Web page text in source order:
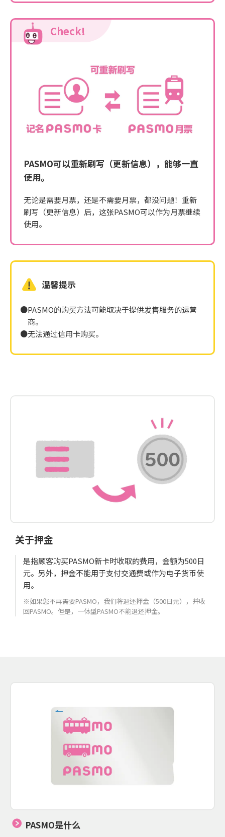
Check!
PASMO可以重新刷写（更新信息），能够一直
使用。
无论是需要月票，还是不需要月票，都没问题！重新
刷写（更新信息）后，这张PASMO可以作为月票继续
使用。
温馨提示
PASMO的购买方法可能取决于提供发售服务的运营
商。
无法通过信用卡购买。
关于押金
是指顾客购买PASMO新卡时收取的费用，金额为500日
元。另外，押金不能用于支付交通费或作为电子货币使
用。
※如果您不再需要PASMO，我们将退还押金（500日元），并收
回PASMO。但是，一体型PASMO不能退还押金。
PASMO是什么